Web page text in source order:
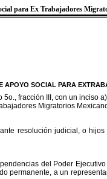
para Ex Trabajadores
SOCIAL PARA
5o., fracción III, con un inciso
Migratorios
resolución judicial, o
del Poder
permanente, a un